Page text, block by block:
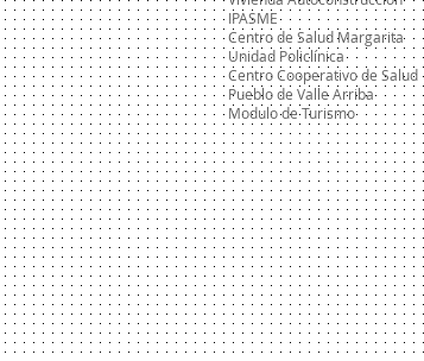
IPASME
Centro de Salud Margarita
Unidad Policlínica
Centro Cooperativo de Salud
Pueblo de Valle Arriba
Modulo de Turismo